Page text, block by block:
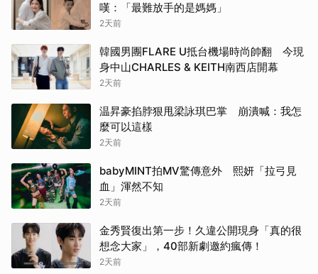
嘆：「最難放手的是媽媽」
2天前
韓國男團FLARE U抵台機場時尚帥翻 今現
身中山CHARLES & KEITH南西店開幕
2天前
温昇豪掐脖狠甩梁詠琪巴掌 崩潰喊：我怎
麼可以這樣
2天前
babyMINT拍MV驚傳意外 熙妍「拉弓見
血」渾然不知
2天前
金秀賢復出第一步！久違公開現身「真的很
想念大家」，40部新劇邀約瘋傳！
2天前